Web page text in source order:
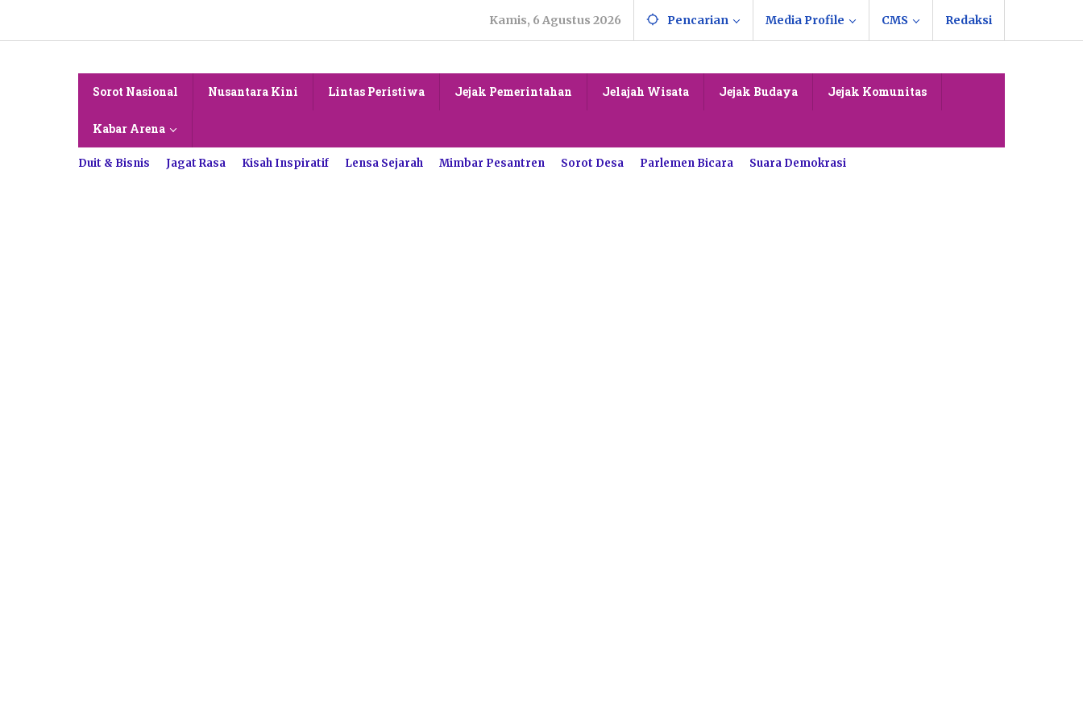
konten
Kamis, 6 Agustus 2026 Pencarian Media Profile CMS Redaksi
Sorot Nasional Nusantara Kini Lintas Peristiwa Jejak Pemerintahan Jelajah Wisata Jejak Budaya Jejak Komunitas
Kabar Arena
Duit & Bisnis Jagat Rasa Kisah Inspiratif Lensa Sejarah Mimbar Pesantren Sorot Desa Parlemen Bicara Suara Demokrasi